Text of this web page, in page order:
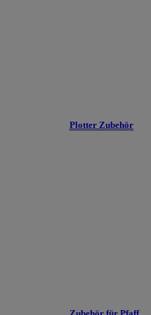
Plotter Zubehör